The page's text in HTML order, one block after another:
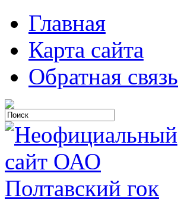
Главная
Карта сайта
Обратная связь